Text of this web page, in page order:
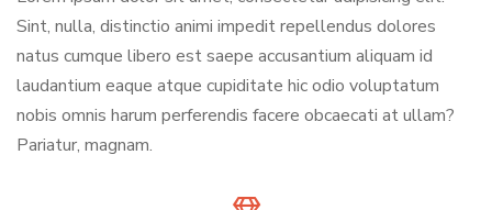
Sint, nulla, distinctio animi impedit repellendus dolores
natus cumque libero est saepe accusantium aliquam id
laudantium eaque atque cupiditate hic odio voluptatum
nobis omnis harum perferendis facere obcaecati at ullam?
Pariatur, magnam.